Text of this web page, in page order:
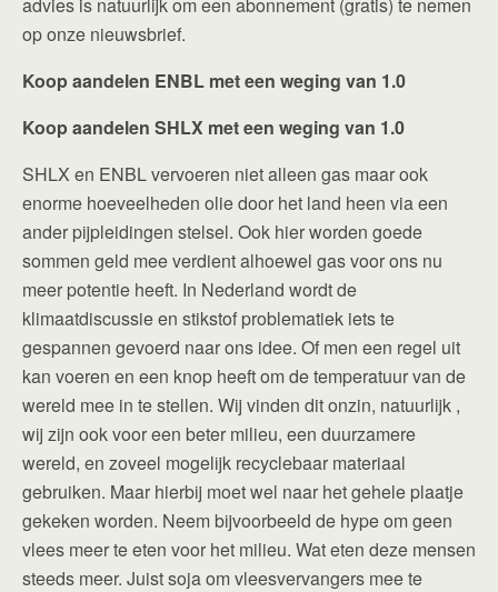
op onze nieuwsbrief.
Koop aandelen ENBL met een weging van 1.0
Koop aandelen SHLX met een weging van 1.0
SHLX en ENBL vervoeren niet alleen gas maar ook
enorme hoeveelheden olie door het land heen via een
ander pijpleidingen stelsel. Ook hier worden goede
sommen geld mee verdient alhoewel gas voor ons nu
meer potentie heeft. In Nederland wordt de
klimaatdiscussie en stikstof problematiek iets te
gespannen gevoerd naar ons idee. Of men een regel uit
kan voeren en een knop heeft om de temperatuur van de
wereld mee in te stellen. Wij vinden dit onzin, natuurlijk ,
wij zijn ook voor een beter milieu, een duurzamere
wereld, en zoveel mogelijk recyclebaar materiaal
gebruiken. Maar hierbij moet wel naar het gehele plaatje
gekeken worden. Neem bijvoorbeeld de hype om geen
vlees meer te eten voor het milieu. Wat eten deze mensen
steeds meer. Juist soja om vleesvervangers mee te